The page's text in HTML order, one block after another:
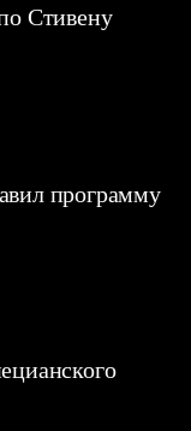
Стивену
программу